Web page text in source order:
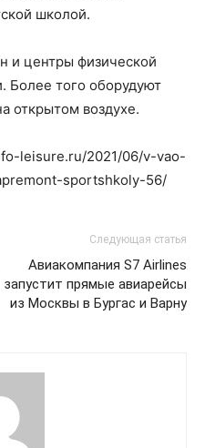
школой.
и центры физической
Более того оборудуют
открытом воздухе.
leisure.ru/2021/06/v-vao-
sportshkoly-56/
Следующая статья
Авиакомпания S7 Airlines
запустит прямые авиарейсы
из Москвы в Бургас и Варну